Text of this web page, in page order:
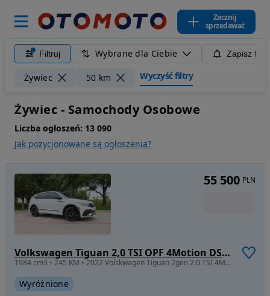
Zacznij
sprzedawać
Filtruj Wybrane dla Ciebie Zapisz
Żywiec 50 km Wyczyść filtry
Żywiec - Samochody Osobowe
Liczba ogłoszeń: 13 090
Jak pozycjonowane są ogłoszenia?
Volkswagen Tiguan 2,0 TSI OPF 4Motion DSG R-Line
1984 cm3 • 245 KM • 2022 Volskwagen Tiguan 2gen 2.0 TSI 4Motion DSG Highline
Wyróżnione
55 500 PLN